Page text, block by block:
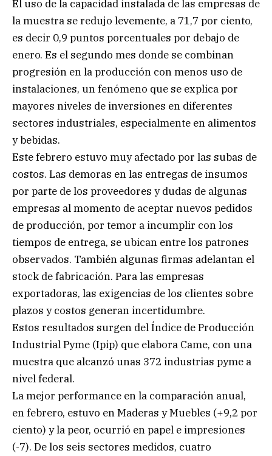
El uso de la capacidad instalada de las empresas de
la muestra se redujo levemente, a 71,7 por ciento,
es decir 0,9 puntos porcentuales por debajo de
enero. Es el segundo mes donde se combinan
progresión en la producción con menos uso de
instalaciones, un fenómeno que se explica por
mayores niveles de inversiones en diferentes
sectores industriales, especialmente en alimentos
y bebidas.
Este febrero estuvo muy afectado por las subas de
costos. Las demoras en las entregas de insumos
por parte de los proveedores y dudas de algunas
empresas al momento de aceptar nuevos pedidos
de producción, por temor a incumplir con los
tiempos de entrega, se ubican entre los patrones
observados. También algunas firmas adelantan el
stock de fabricación. Para las empresas
exportadoras, las exigencias de los clientes sobre
plazos y costos generan incertidumbre.
Estos resultados surgen del Índice de Producción
Industrial Pyme (Ipip) que elabora Came, con una
muestra que alcanzó unas 372 industrias pyme a
nivel federal.
La mejor performance en la comparación anual,
en febrero, estuvo en Maderas y Muebles (+9,2 por
ciento) y la peor, ocurrió en papel e impresiones
(-7). De los seis sectores medidos, cuatro